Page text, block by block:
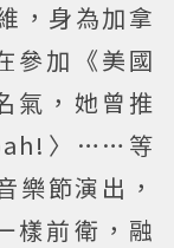
，身為加拿
參加《美國
氣，她曾推
〉……等
樂節演出，
樣前衛，融